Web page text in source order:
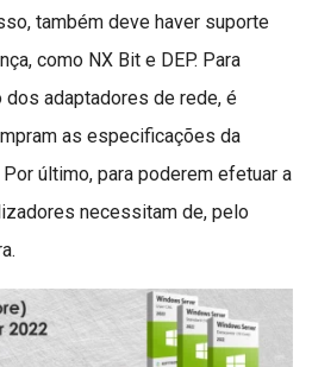
também deve haver suporte
como NX Bit e DEP. Para
dos adaptadores de rede, é
as especificações da
último, para poderem efetuar a
necessitam de, pelo